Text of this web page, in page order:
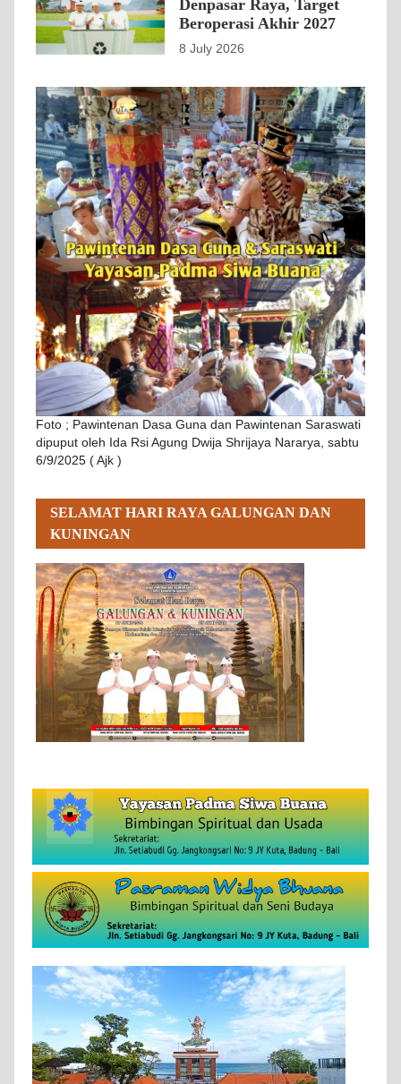
Denpasar Raya, Target
Beroperasi Akhir 2027
8 July 2026
Foto ; Pawintenan Dasa Guna dan Pawintenan Saraswati
dipuput oleh Ida Rsi Agung Dwija Shrijaya Nararya, sabtu
6/9/2025 ( Ajk )
SELAMAT HARI RAYA GALUNGAN DAN
KUNINGAN